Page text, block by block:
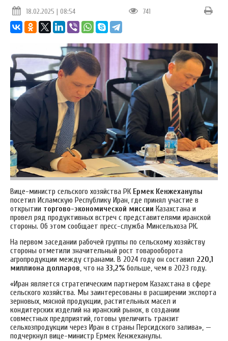
18.02.2025 | 08:54 741
Вице-министр сельского хозяйства РК Ермек Кенжеханулы
посетил Исламскую Республику Иран, где принял участие в
открытии торгово-экономической миссии Казахстана и
провел ряд продуктивных встреч с представителями иранской
стороны. Об этом сообщает пресс-служба Минсельхоза РК.
На первом заседании рабочей группы по сельскому хозяйству
стороны отметили значительный рост товарооборота
агропродукции между странами. В 2024 году он составил 220,1
миллиона долларов, что на 33,2% больше, чем в 2023 году.
«Иран является стратегическим партнером Казахстана в сфере
сельского хозяйства. Мы заинтересованы в расширении экспорта
зерновых, мясной продукции, растительных масел и
кондитерских изделий на иранский рынок, в создании
совместных предприятий, готовы увеличить транзит
сельхозпродукции через Иран в страны Персидского залива», —
подчеркнул вице-министр Ермек Кенжеханулы.